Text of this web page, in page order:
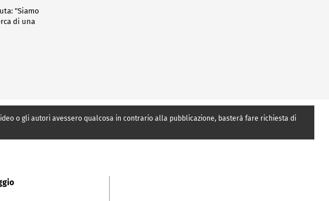
"Siamo
di una
o gli autori avessero qualcosa in contrario alla pubblicazione, basterà fare richiesta di